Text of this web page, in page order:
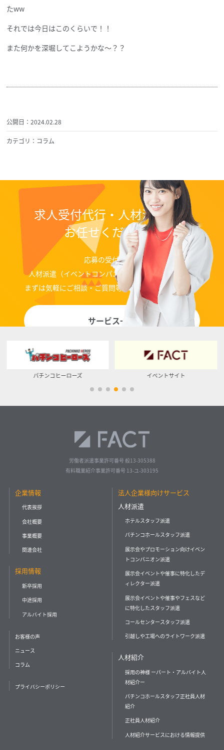
たww
それでは今日はこのくらいで！！
また何かを深堀してこようかな～？？
公開日：2024.02.28
カテゴリ：コラム
求人受付代行・人材派遣なら
お任せください！
応募の受付代行、
人材派遣（イベントコンパニオン、ディレクター）等
まずは気軽にご相談・ご質問等お問い合わせください。
サービス一覧
イベントサイト ベッカク
労働者派遣事業許可番号 般13-305388
有料職業紹介事業許可番号 13-ユ-303195
企業情報
代表挨拶
会社概要
事業概要
関連会社
採用情報
新卒採用
中途採用
アルバイト採用
お客様の声
ニュース
コラム
プライバシーポリシー
法人企業様向けサービス
人材派遣
ホテルスタッフ派遣
パチンコホールスタッフ派遣
展示会やプロモーション向けイベン
トコンパニオン派遣
展示会イベントや催事に特化したデ
ィレクター派遣
展示会イベントや催事やフェスなど
に特化したスタッフ派遣
コールセンタースタッフ派遣
引越しや工場へのライトワーク派遣
人材紹介
採用の神様 ーパート・アルバイト人
材紹介ー
パチンコホールスタッフ正社員人材
紹介
正社員人材紹介
人材紹介サービスにおける情報提供